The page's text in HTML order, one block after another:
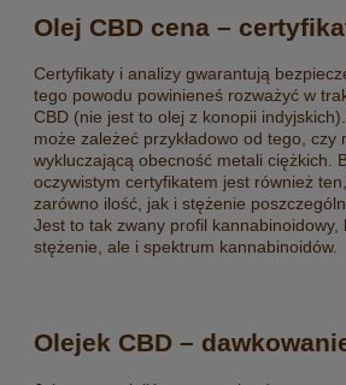
Olej CBD cena –
Certyfikaty i analizy gwarantują
tego powodu powinieneś rozważyć w
CBD (nie jest to olej z konopii
może zależeć przykładowo od tego, czy
wykluczającą obecność metali ciężkich.
oczywistym certyfikatem jest również
zarówno ilość, jak i stężenie
Jest to tak zwany profil kannabinoidowy,
stężenie, ale i spektrum kannabinoidów.
Olejek CBD –